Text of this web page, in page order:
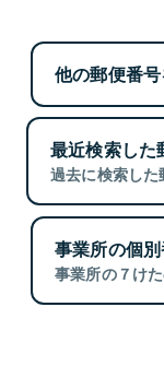
他の郵便番
最近検索した
過去に検索した
事業所の個
事業所の７け